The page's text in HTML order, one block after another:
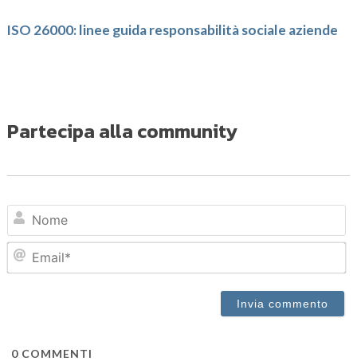
ISO 26000: linee guida responsabilità sociale aziende
Partecipa alla community
0COMMENTI